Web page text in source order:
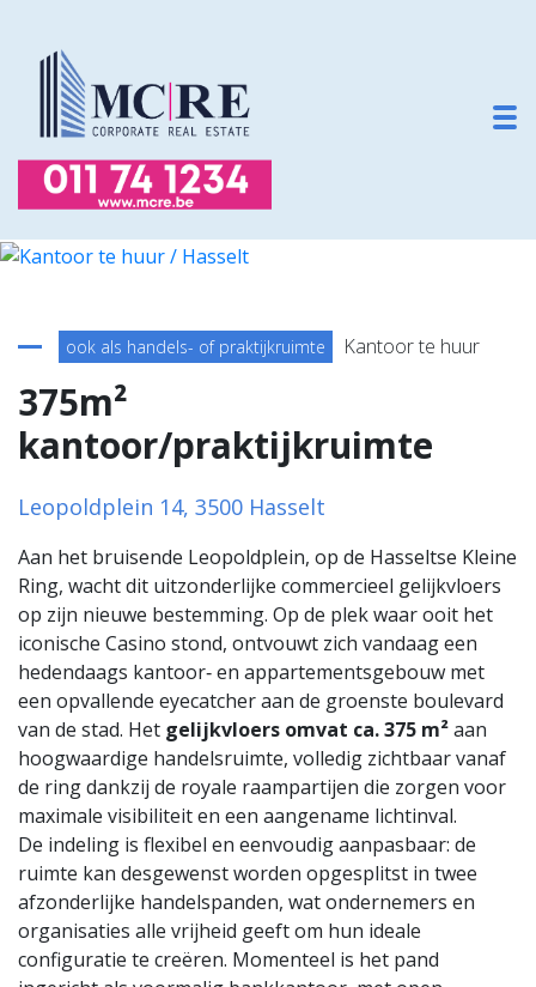
Terug naar overzicht
ook als handels- of praktijkruimte Kantoor te huur
375m²
kantoor/praktijkruimte
Leopoldplein 14, 3500 Hasselt
Aan het bruisende Leopoldplein, op de Hasseltse Kleine
Ring, wacht dit uitzonderlijke commercieel gelijkvloers
op zijn nieuwe bestemming. Op de plek waar ooit het
iconische Casino stond, ontvouwt zich vandaag een
hedendaags kantoor‑ en appartementsgebouw met
een opvallende eyecatcher aan de groenste boulevard
van de stad. Het gelijkvloers omvat ca. 375 m²aan
hoogwaardige handelsruimte, volledig zichtbaar vanaf
de ring dankzij de royale raampartijen die zorgen voor
maximale visibiliteit en een aangename lichtinval.
De indeling is flexibel en eenvoudig aanpasbaar: de
ruimte kan desgewenst worden opgesplitst in twee
afzonderlijke handelspanden, wat ondernemers en
organisaties alle vrijheid geeft om hun ideale
configuratie te creëren. Momenteel is het pand